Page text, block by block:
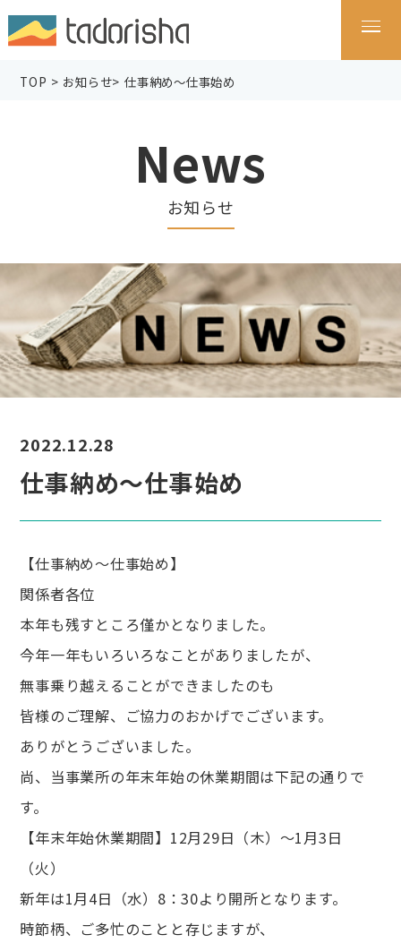
TOP > お知らせ> 仕事納め～仕事始め
News
お知らせ
仕事納め～仕事始め
2022.12.28
【仕事納め～仕事始め】
関係者各位
本年も残すところ僅かとなりました。
今年一年もいろいろなことがありましたが、
無事乗り越えることができましたのも
皆様のご理解、ご協力のおかげでございます。
ありがとうございました。
尚、当事業所の年末年始の休業期間は下記の通りで
す。
【年末年始休業期間】12月29日（木）～1月3日
（火）
新年は1月4日（水）8：30より開所となります。
時節柄、ご多忙のことと存じますが、